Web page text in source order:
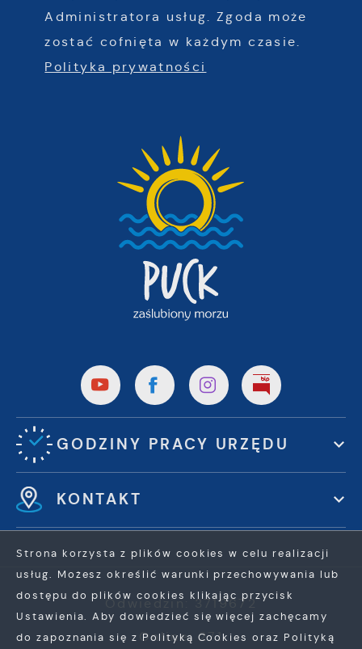
Administratora usług. Zgoda może
zostać cofnięta w każdym czasie.
Polityka prywatności
GODZINY PRACY URZĘDU
KONTAKT
Odwiedzin: 3719672
Online: 271
Strona korzysta z plików cookies w celu realizacji
usług. Możesz określić warunki przechowywania lub
dostępu do plików cookies klikając przycisk
Ustawienia. Aby dowiedzieć się więcej zachęcamy
do zapoznania się z Polityką Cookies oraz Polityką